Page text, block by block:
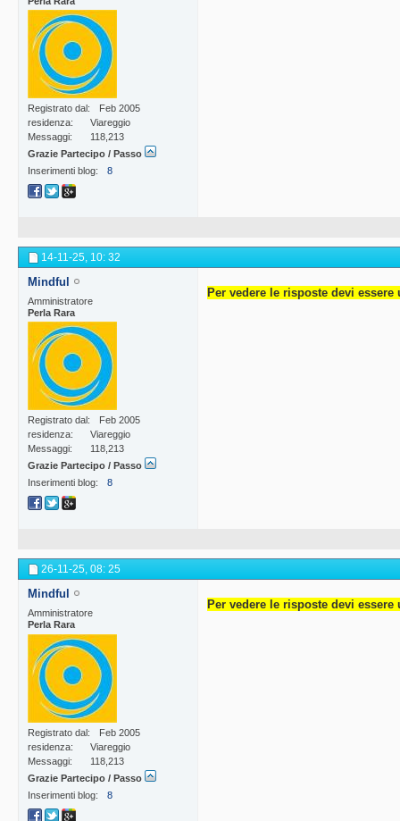
Registrato dal
Feb 2005
residenza
Viareggio
Messaggi
118,213
Grazie Partecipo / Passo
Inserimenti blog
8
14-11-25, 10: 32
Mindful
Amministratore
Perla Rara
Registrato dal
Feb 2005
residenza
Viareggio
Messaggi
118,213
Grazie Partecipo / Passo
Inserimenti blog
8
Per vedere le risposte devi
26-11-25, 08: 25
Mindful
Amministratore
Perla Rara
Registrato dal
Feb 2005
residenza
Viareggio
Messaggi
118,213
Grazie Partecipo / Passo
Inserimenti blog
8
Per vedere le risposte devi